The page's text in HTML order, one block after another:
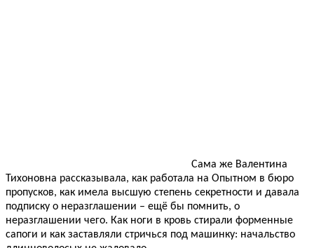
Сама же Валентина
Тихоновна рассказывала, как работала на Опытном в бюро
пропусков, как имела высшую степень секретности и давала
подписку о неразглашении – ещё бы помнить, о
неразглашении чего. Как ноги в кровь стирали форменные
сапоги и как заставляли стричься под машинку: начальство